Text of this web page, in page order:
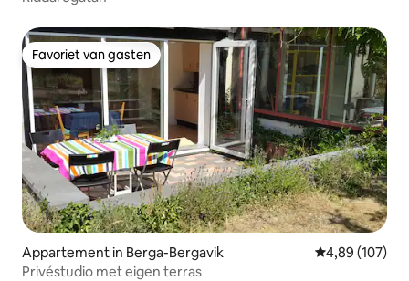
Favoriet van gasten
Favoriet van gasten
Appartement in Berga-Bergavik Gemiddelde
4,89 (107)
Privéstudio met eigen terras